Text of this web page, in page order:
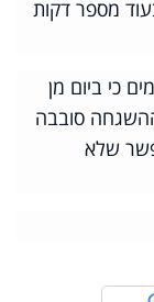
מספר דקות
כי ביום מן
סובבה
שלא